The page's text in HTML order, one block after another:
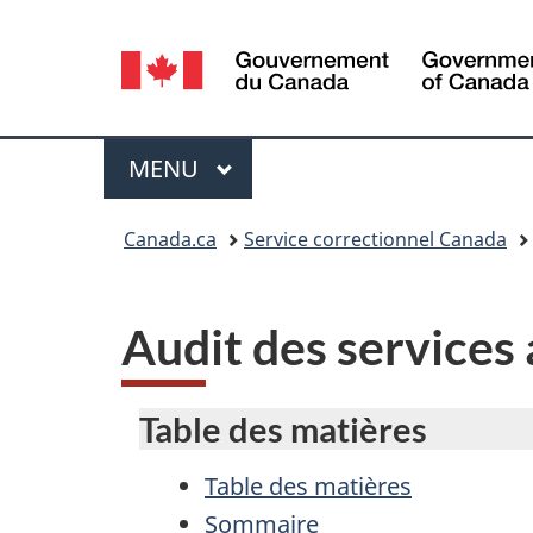
Sélection
de
la
langue
Menu
MENU PRINCIPAL
Canada.ca Service correctionnel Canada
Audit des services
Table des matières
Table des matières
Sommaire